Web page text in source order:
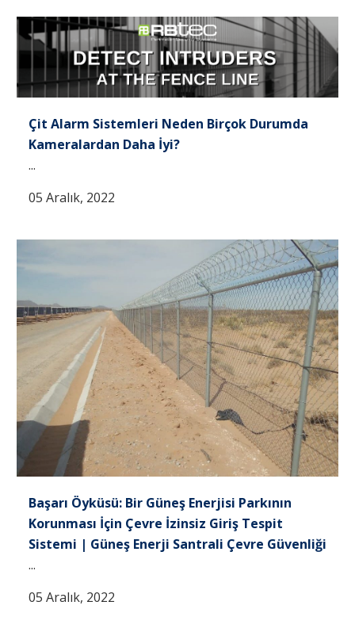
Çit Alarm Sistemleri Neden Birçok Durumda
Kameralardan Daha İyi?
...
05 Aralık, 2022
Başarı Öyküsü: Bir Güneş Enerjisi Parkının
Korunması İçin Çevre İzinsiz Giriş Tespit
Sistemi | Güneş Enerji Santrali Çevre Güvenliği
...
05 Aralık, 2022